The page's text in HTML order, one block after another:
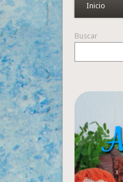
Inicio
Buscar